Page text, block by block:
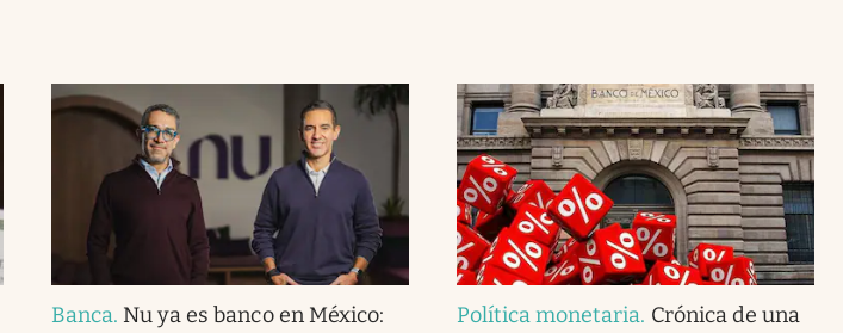
Banca. Nu ya es banco en México:
Política monetaria. Crónica de una